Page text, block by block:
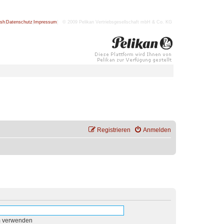
Datenschutz Impressum | © 2009 Pelikan Vertriebsgesellschaft mbH & Co. KG
Anmelden
Registrieren
verwenden